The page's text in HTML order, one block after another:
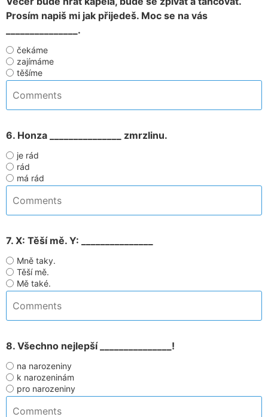
Prosím napiš mi jak přijedeš. Moc se na vás
_______________.
čekáme
zajímáme
těšíme
6. Honza _______________ zmrzlinu.
je rád
rád
má rád
7. X: Těší mě. Y: _______________
Mně taky.
Těší mě.
Mě také.
8. Všechno nejlepší _______________!
na narozeniny
k narozeninám
pro narozeniny